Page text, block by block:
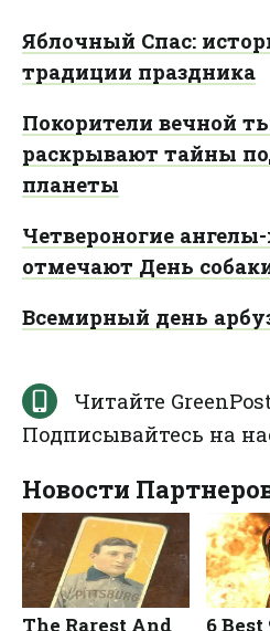
Яблочный Спас:
традиции праздника
Покорители вечной
раскрывают тайны
планеты
Четвероногие
отмечают День
Всемирный день
Читайте
Подписывайтесь на